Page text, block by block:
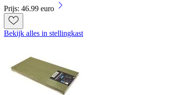
Prijs: 46.99 euro
Bekijk alles in stellingkast